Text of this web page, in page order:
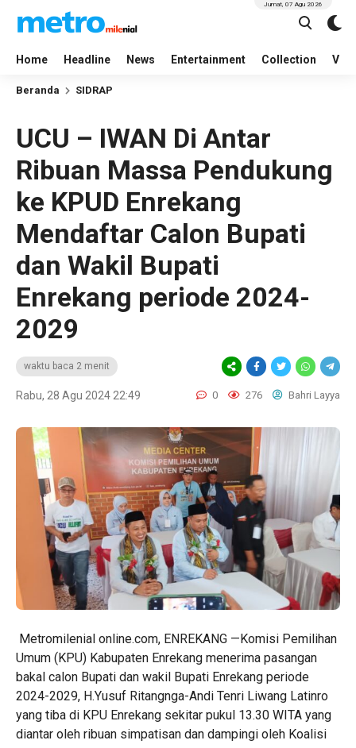
Home Headline News Entertainment Collection
Jumat, 07 Agu 2026
Beranda SIDRAP
UCU – IWAN Di Antar
Ribuan Massa Pendukung
ke KPUD Enrekang
Mendaftar Calon Bupati
dan Wakil Bupati
Enrekang periode 2024-
2029
waktu baca 2 menit
Rabu, 28 Agu 2024 22:49 0 276 Bahri Layya
Metromilenial online.com, ENREKANG —Komisi Pemilihan
Umum (KPU) Kabupaten Enrekang menerima pasangan
bakal calon Bupati dan wakil Bupati Enrekang periode
2024-2029, H.Yusuf Ritangnga-Andi Tenri Liwang Latinro
yang tiba di KPU Enrekang sekitar pukul 13.30 WITA yang
diantar oleh ribuan simpatisan dan dampingi oleh Koalisi